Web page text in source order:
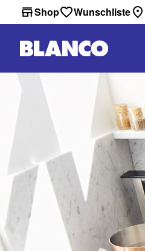
Shop Wunschliste